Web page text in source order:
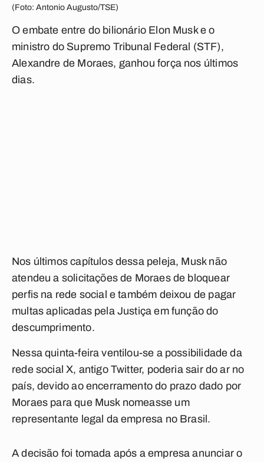
(Foto: Antonio Augusto/TSE)
O embate entre do bilionário Elon Musk e o
ministro do Supremo Tribunal Federal (STF),
Alexandre de Moraes, ganhou força nos últimos
dias.
Nos últimos capítulos dessa peleja, Musk não
atendeu a solicitações de Moraes de bloquear
perfis na rede social e também deixou de pagar
multas aplicadas pela Justiça em função do
descumprimento.
Nessa quinta-feira ventilou-se a possibilidade da
rede social X, antigo Twitter, poderia sair do ar no
país, devido ao encerramento do prazo dado por
Moraes para que Musk nomeasse um
representante legal da empresa no Brasil.
A decisão foi tomada após a empresa anunciar o